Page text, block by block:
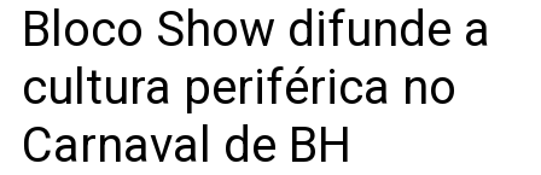
Bloco Show difunde a
cultura periférica no
Carnaval de BH